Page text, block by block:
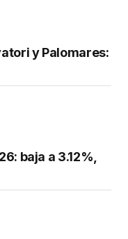
y Palomares:
baja a 3.12%,